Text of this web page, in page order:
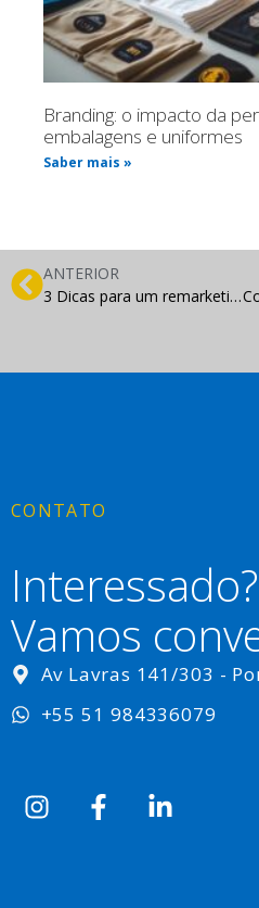
Branding: o impacto da
embalagens e uniformes
Saber mais »
ANTERIOR
3 Dicas para um remarketing eficiente
CONTATO
Interessado?
Vamos
Av Lavras 141/303 -
+55 51 984336079